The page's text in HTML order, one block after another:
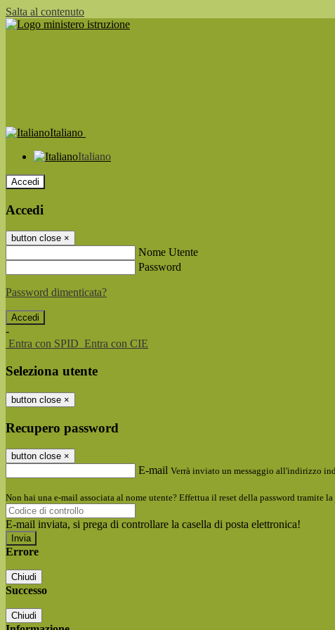
Salta al contenuto
Italiano
Italiano
Accedi
Accedi
button close ×
Nome Utente
Password
Password dimenticata?
-
Entra con SPID Entra con CIE
Seleziona utente
button close ×
Recupero password
button close ×
E-mail Verrà inviato un messaggio all'indirizzo
Non hai una e-mail associata al nome utente? Effettua il reset della password tramite la
E-mail inviata, si prega di controllare la casella di posta elettronica!
Errore
Chiudi
Successo
Chiudi